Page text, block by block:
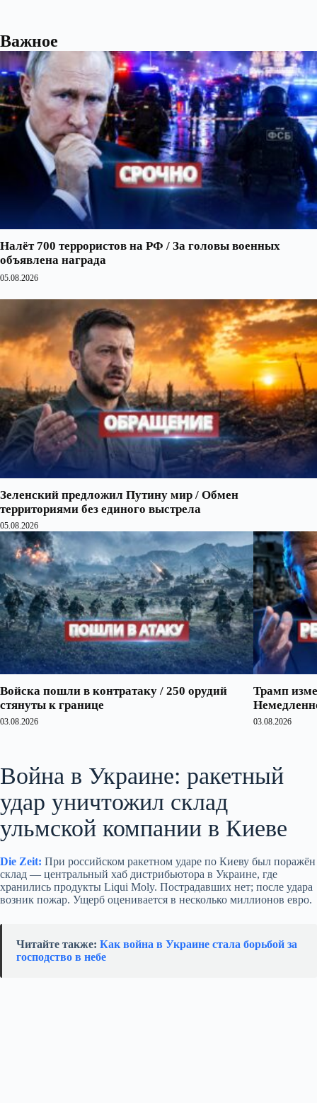
Важное
Налёт 700 террористов на РФ / За головы военных
объявлена награда
05.08.2026
Зеленский предложил Путину мир / Обмен
территориями без единого выстрела
05.08.2026
Войска пошли в контратаку / 250 орудий
стянуты к границе
03.08.2026
Трамп
03.08.2026
Война в Украине: ракетный
удар уничтожил склад
ульмской компании в Киеве
Die Zeit: При российском ракетном ударе по Киеву был поражён
склад — центральный хаб дистрибьютора в Украине, где
хранились продукты Liqui Moly. Пострадавших нет; после удара
возник пожар. Ущерб оценивается в несколько миллионов евро.
Читайте также: Как война в Украине стала борьбой за
господство в небе